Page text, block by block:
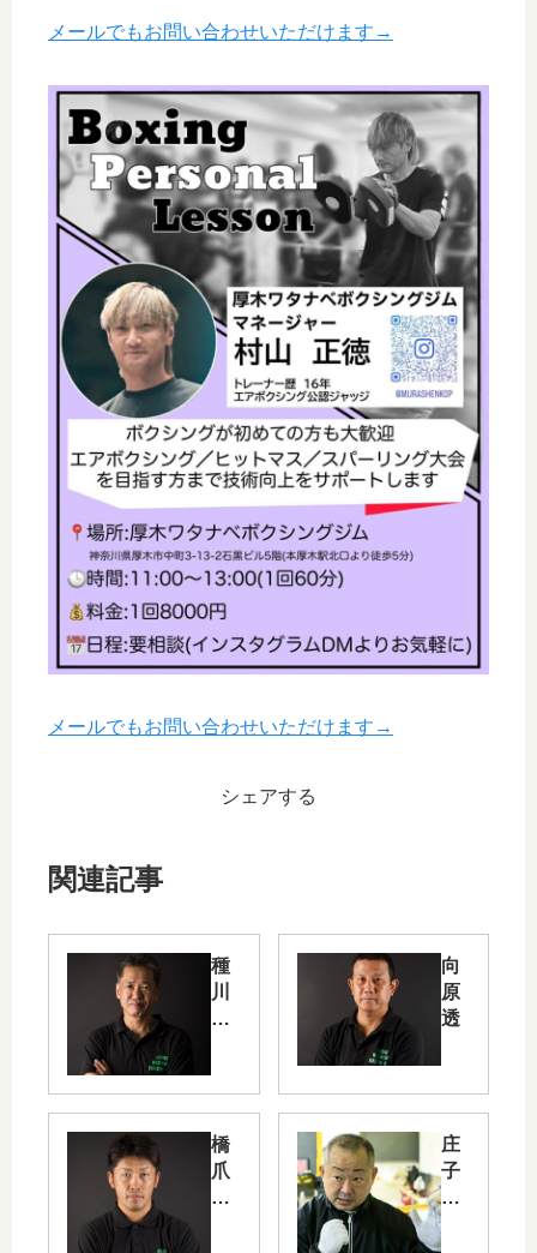
メールでもお問い合わせいただけます→
メールでもお問い合わせいただけます→
シェアする
関連記事
種
川
順
向
原
透
橋
爪
優
庄
子
信
郎